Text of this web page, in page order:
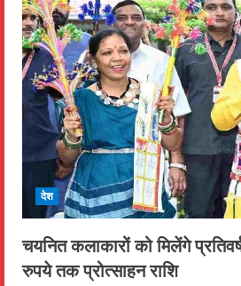
देश
चयनित कलाकारों को मिलेंगे
रुपये तक प्रोत्साहन राशि